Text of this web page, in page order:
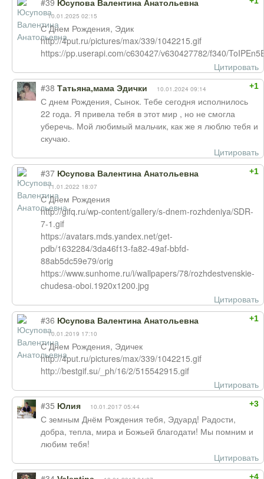
#39 Юсупова Валентина Анатольевна
10.01.2025 02:15
С Днем Рождения, Эдик
http://4put.ru/pictures/max/339/1042215.gif
https://pp.userapi.com/c630427/v630427782/f340/
Цитировать
+1
#38 Татьяна,мама Эдички 10.01.2024 09:14
С днем Рождения, Сынок. Тебе сегодня исполнилось
22 года. Я привела тебя в этот мир , но не смогла
уберечь. Мой любимый мальчик, как же я люблю тебя и
скучаю.
Цитировать
+1
#37 Юсупова Валентина Анатольевна
11.01.2022 18:07
С Днем Рождения
http://gifq.ru/wp-content/gallery/s-dnem-rozhdeniya/SDR-
7-1.gif
https://avatars.mds.yandex.net/get-
pdb/1632284/3da46f13-fa82-49af-bbfd-
88ab5dc59e79/orig
https://www.sunhome.ru/i/wallpapers/78/rozhdestvenskie-
chudesa-oboi.1920x1200.jpg
Цитировать
+1
#36 Юсупова Валентина Анатольевна
10.01.2019 17:10
С Днем Рождения, Эдичек
http://4put.ru/pictures/max/339/1042215.gif
http://bestgif.su/_ph/16/2/515542915.gif
Цитировать
+3
#35 Юлия 10.01.2017 05:44
С земным Днём Рождения тебя, Эдуард! Радости,
добра, тепла, мира и Божьей благодати! Мы помним и
любим тебя!
Цитировать
+4